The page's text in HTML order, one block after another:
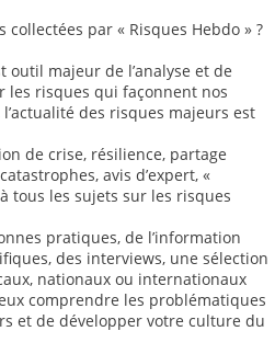
par « Risques Hebdo » ?
outil majeur de l’analyse et de
les risques qui façonnent nos
des risques majeurs est
de crise, résilience, partage
avis d’expert, «
tous les sujets sur les risques
pratiques, de l’information
des interviews, une sélection
nationaux ou internationaux
comprendre les problématiques
et de développer votre culture du